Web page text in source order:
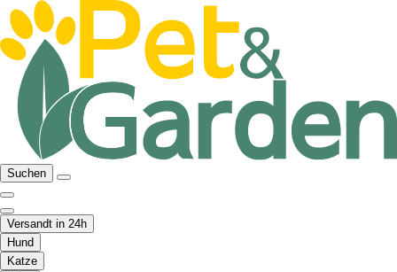
Suchen
Versandt in 24h
Hund
Katze